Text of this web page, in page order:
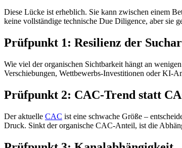
Diese Lücke ist erheblich. Sie kann zwischen einem
keine vollständige technische Due Diligence, aber sie
Prüfpunkt 1: Resilienz der
Wie viel der organischen Sichtbarkeit hängt an
Verschiebungen, Wettbewerbs-Investitionen oder KI-
Prüfpunkt 2: CAC-Trend statt
Der aktuelle CAC ist eine schwache Größe –
Druck. Sinkt der organische CAC-Anteil, ist die